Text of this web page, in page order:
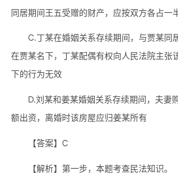
同居期间王五受赠的财产，应按双方各占一
C.丁某在婚姻关系存续期间，与贾某同
在贾某名下，丁某配偶有权向人民法院主张
下的行为无效
D.刘某和姜某婚姻关系存续期间，夫妻
额出资，离婚时该房屋应归姜某所有
【答案】C
【解析】第一步，本题考查民法知识。